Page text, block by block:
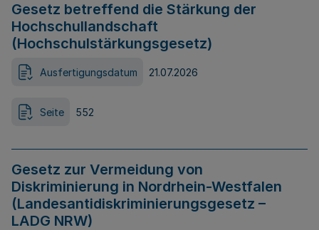
Gesetz betreffend die Stärkung der
Hochschullandschaft
(Hochschulstärkungsgesetz)
Ausfertigungsdatum 21.07.2026
Seite 552
Gesetz zur Vermeidung von
Diskriminierung in Nordrhein-Westfalen
(Landesantidiskriminierungsgesetz –
LADG NRW)